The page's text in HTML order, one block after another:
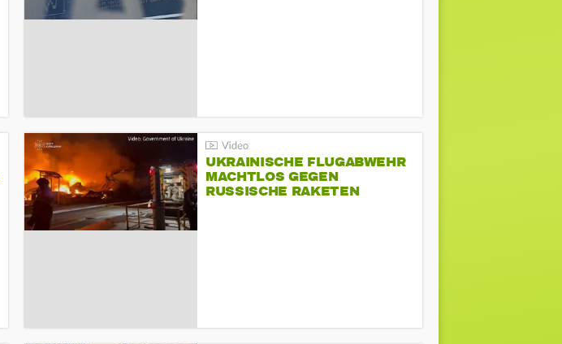
UKRAINISCHE FLUGABWEHR
MACHTLOS GEGEN
RUSSISCHE RAKETEN